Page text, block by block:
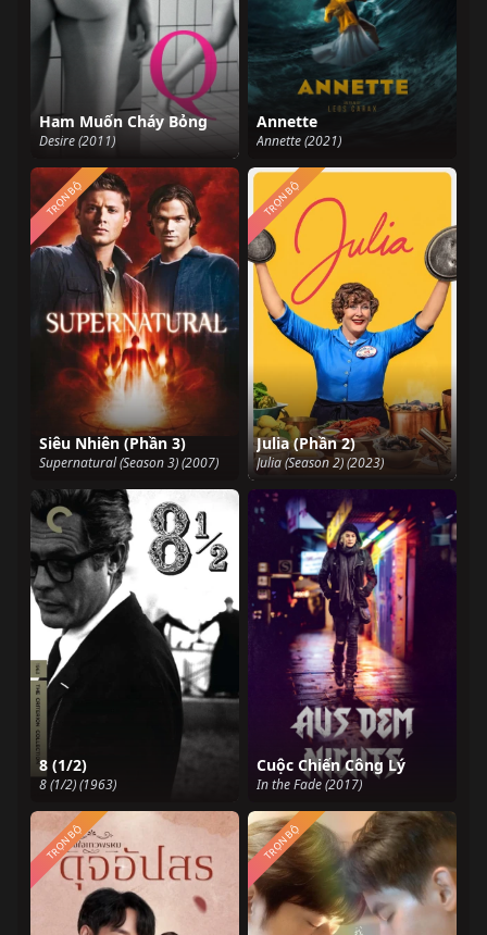
Ham Muốn Cháy Bỏng
Desire (2011)
Annette
Annette (2021)
Siêu Nhiên (Phần 3)
Supernatural (Season 3) (2007)
TRỌN BỘ
Julia (Phần 2)
Julia (Season 2) (2023)
TRỌN BỘ
8 (1/2)
8 (1/2) (1963)
Cuộc Chiến Công Lý
In the Fade (2017)
TRỌN BỘ TRỌN BỘ